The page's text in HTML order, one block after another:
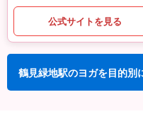
公式サイトを見る
鶴見緑地駅のヨガを目的別